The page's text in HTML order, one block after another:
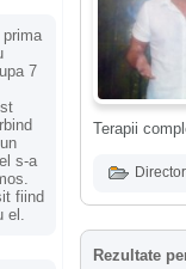
7
s-a
fiind
Terapii
Rezultate